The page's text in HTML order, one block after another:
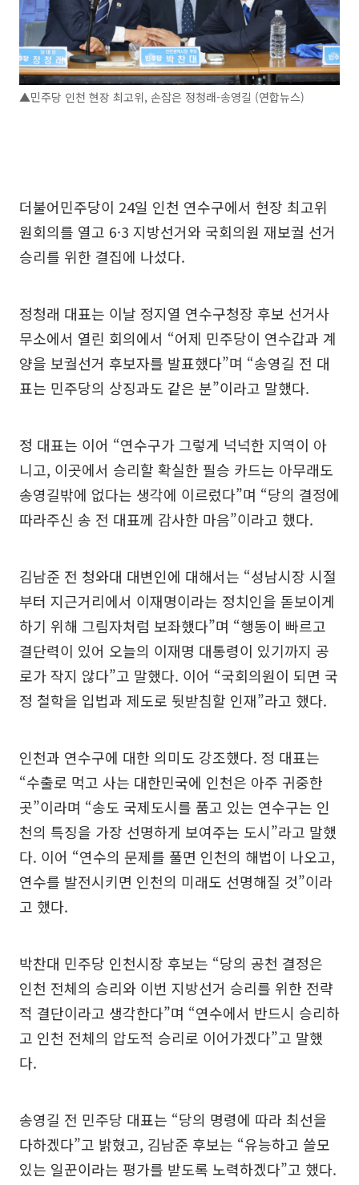
▲민주당 인천 현장 최고위, 손잡은 정청래-송영길 (연합뉴스)
더불어민주당이 24일 인천 연수구에서 현장 최고위
원회의를 열고 6·3 지방선거와 국회의원 재보궐 선거
승리를 위한 결집에 나섰다.
정청래 대표는 이날 정지열 연수구청장 후보 선거사
무소에서 열린 회의에서 “어제 민주당이 연수갑과 계
양을 보궐선거 후보자를 발표했다”며 “송영길 전 대
표는 민주당의 상징과도 같은 분”이라고 말했다.
정 대표는 이어 “연수구가 그렇게 넉넉한 지역이 아
니고, 이곳에서 승리할 확실한 필승 카드는 아무래도
송영길밖에 없다는 생각에 이르렀다”며 “당의 결정에
따라주신 송 전 대표께 감사한 마음”이라고 했다.
김남준 전 청와대 대변인에 대해서는 “성남시장 시절
부터 지근거리에서 이재명이라는 정치인을 돋보이게
하기 위해 그림자처럼 보좌했다”며 “행동이 빠르고
결단력이 있어 오늘의 이재명 대통령이 있기까지 공
로가 작지 않다”고 말했다. 이어 “국회의원이 되면 국
정 철학을 입법과 제도로 뒷받침할 인재”라고 했다.
인천과 연수구에 대한 의미도 강조했다. 정 대표는
“수출로 먹고 사는 대한민국에 인천은 아주 귀중한
곳”이라며 “송도 국제도시를 품고 있는 연수구는 인
천의 특징을 가장 선명하게 보여주는 도시”라고 말했
다. 이어 “연수의 문제를 풀면 인천의 해법이 나오고,
연수를 발전시키면 인천의 미래도 선명해질 것”이라
고 했다.
박찬대 민주당 인천시장 후보는 “당의 공천 결정은
인천 전체의 승리와 이번 지방선거 승리를 위한 전략
적 결단이라고 생각한다”며 “연수에서 반드시 승리하
고 인천 전체의 압도적 승리로 이어가겠다”고 말했
다.
송영길 전 민주당 대표는 “당의 명령에 따라 최선을
다하겠다”고 밝혔고, 김남준 후보는 “유능하고 쓸모
있는 일꾼이라는 평가를 받도록 노력하겠다”고 했다.